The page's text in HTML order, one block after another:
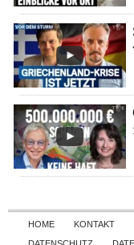
HOME KONTAKT